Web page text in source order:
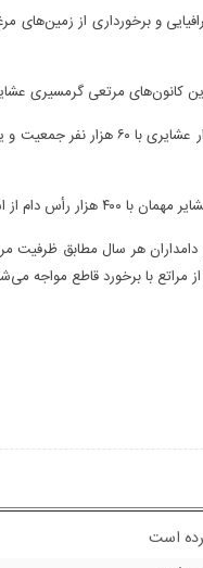
به دلیل موقعیت جغرافیایی و
کانون‌های مرتعی گرمسیری
لرستان و همدان است.
هر سال مطابق ظرفیت
مراتع با برخورد قاطع مواجه
است